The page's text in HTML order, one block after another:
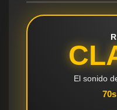
El sonido